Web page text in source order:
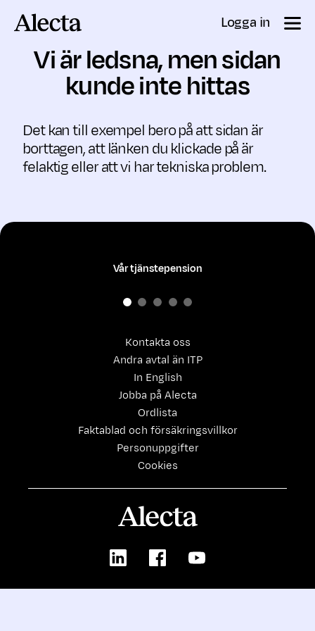
Logga in
Vi är ledsna, men sidan
kunde inte hittas
Det kan till exempel bero på att sidan är
borttagen, att länken du klickade på är
felaktig eller att vi har tekniska problem.
Kontakta oss
Andra avtal än ITP
In English
Jobba på Alecta
Ordlista
Faktablad och försäkringsvillkor
Personuppgifter
Cookies
Vår tjänstepension
LinkedIn FacebookYoutube
Alecta